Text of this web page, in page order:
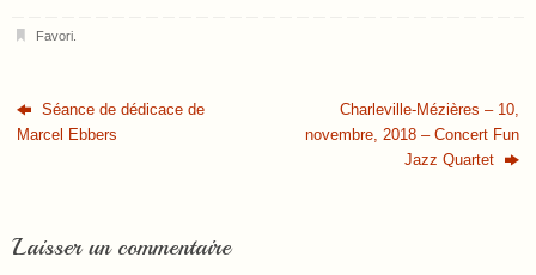
Favori.
Séance de dédicace de
Marcel Ebbers
Charleville-Mézières – 10,
novembre, 2018 – Concert Fun
Jazz Quartet
Laisser un commentaire